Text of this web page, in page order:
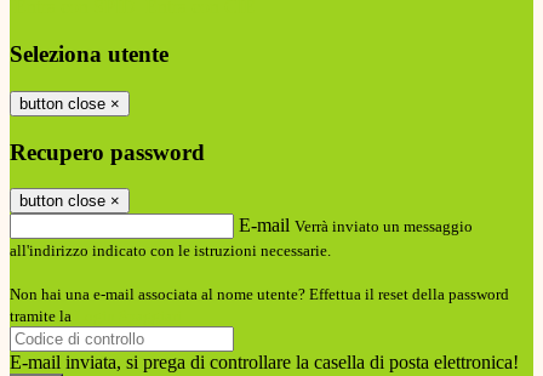
Seleziona utente
button close ×
Recupero password
button close ×
E-mail Verrà inviato un messaggio
all'indirizzo indicato con le istruzioni necessarie.
Non hai una e-mail associata al nome utente? Effettua il reset della password
tramite la
E-mail inviata, si prega di controllare la casella di posta elettronica!